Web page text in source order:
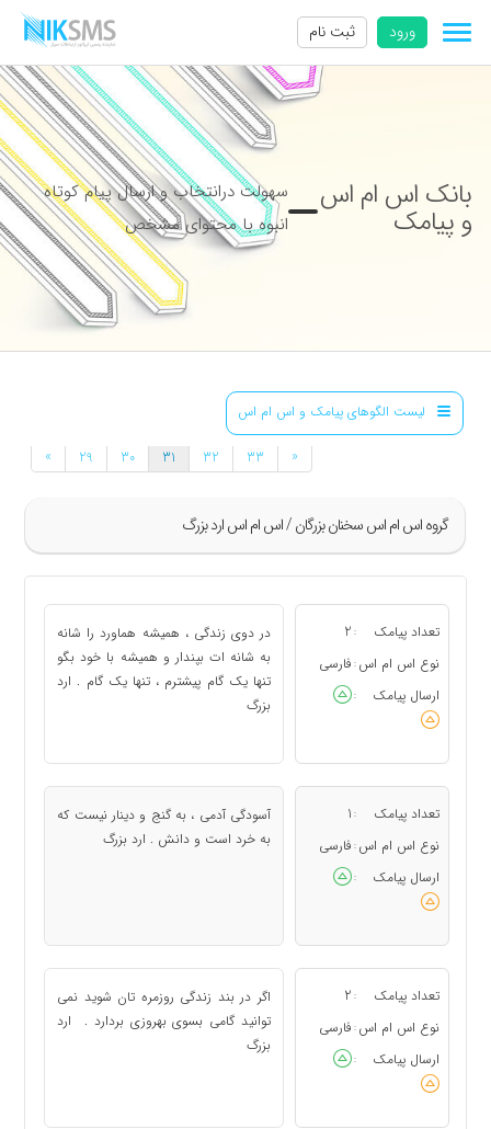
ورود ثبت نام
بانک اس ام اس
و پیامک
سهولت درانتخاب و ارسال پیام کوتاه
انبوه با محتوای مشخص
لیست الگوهای پیامک و اس ام اس
گروه اس ام اس سخنان بزرگان / اس ام اس ارد بزرگ
» 29 30 31 32 33 «
تعداد پیامک :
2
نوع اس ام اس : فارسی
ارسال پیامک
:
در دوی زندگی ، همیشه هماورد را شانه
به شانه ات بپندار و همیشه با خود بگو
تنها یک گام پیشترم ، تنها یک گام . ارد
بزرگ
تعداد پیامک :
1
نوع اس ام اس : فارسی
ارسال پیامک
:
آسودگی آدمی ، به گنج و دینار نیست که
به خرد است و دانش . ارد بزرگ
تعداد پیامک :
2
نوع اس ام اس : فارسی
ارسال پیامک
:
اگر در بند زندگی روزمره تان شوید نمی
توانید گامی بسوی بهروزی بردارد . ارد
بزرگ